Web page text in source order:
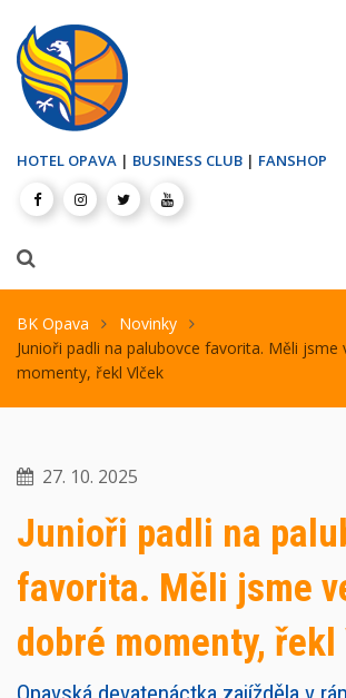
HOTEL OPAVA | BUSINESS CLUB | FANSHOP
BK Opava
Novinky
Junioři padli na palubovce favorita. Měli jsme
momenty, řekl Vlček
27. 10. 2025
Junioři padli na
favorita. Měli jsme
dobré momenty,